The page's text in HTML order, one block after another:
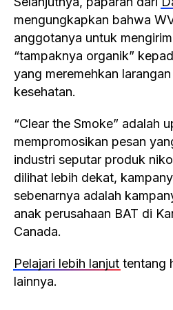
mengungkapkan bahwa
anggotanya untuk
“tampaknya organik”
yang meremehkan
kesehatan.
“Clear the Smoke” adalah
mempromosikan pesan
industri seputar produk
dilihat lebih dekat,
sebenarnya adalah
anak perusahaan BAT di
Canada.
Pelajari lebih lanjut tentang
lainnya.